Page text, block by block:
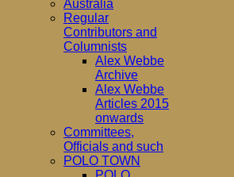
Australia
Regular
Contributors and
Columnists
Alex Webbe
Archive
Alex Webbe
Articles 2015
onwards
Committees,
Officials and such
POLO TOWN